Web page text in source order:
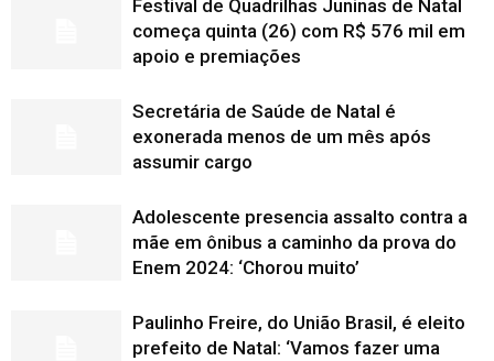
Festival de Quadrilhas Juninas de Natal
começa quinta (26) com R$ 576 mil em
apoio e premiações
Secretária de Saúde de Natal é
exonerada menos de um mês após
assumir cargo
Adolescente presencia assalto contra a
mãe em ônibus a caminho da prova do
Enem 2024: ‘Chorou muito’
Paulinho Freire, do União Brasil, é eleito
prefeito de Natal: ‘Vamos fazer uma